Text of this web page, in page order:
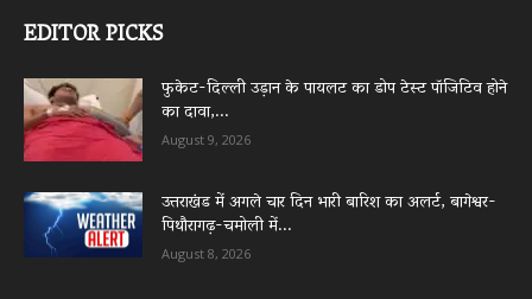
EDITOR PICKS
फुकेट-दिल्ली उड़ान के पायलट का डोप टेस्ट पॉजिटिव होने
का दावा,...
August 9, 2026
उत्तराखंड में अगले चार दिन भारी बारिश का अलर्ट, बागेश्वर-
पिथौरागढ़-चमोली में...
August 8, 2026